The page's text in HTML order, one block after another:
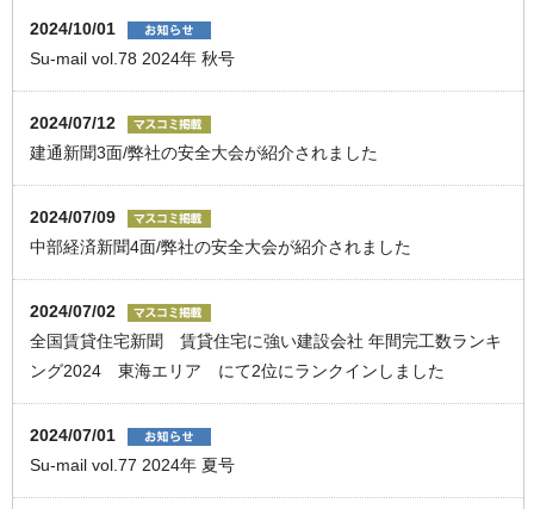
2024/10/01
Su-mail vol.78 2024年 秋号
2024/07/12
建通新聞3面/弊社の安全大会が紹介されました
2024/07/09
中部経済新聞4面/弊社の安全大会が紹介されました
2024/07/02
全国賃貸住宅新聞 賃貸住宅に強い建設会社 年間完工数ランキ
ング2024 東海エリア にて2位にランクインしました
2024/07/01
Su-mail vol.77 2024年 夏号